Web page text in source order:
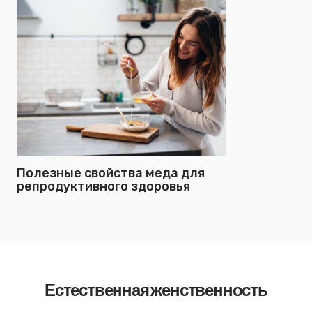
Полезные свойства меда для
репродуктивного здоровья
Естественная женственность